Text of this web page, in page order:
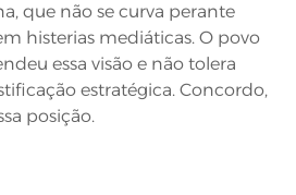
que não se curva perante
histerias mediáticas. O povo
essa visão e não tolera
estratégica. Concordo,
posição.